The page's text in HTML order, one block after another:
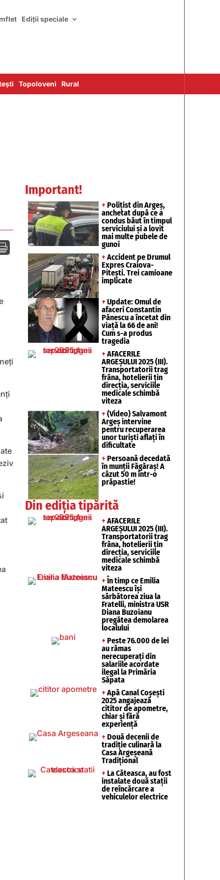
Ediții speciale
Topoloveni Rural
Important!
+ Polițist din Argeș,
anchetat după ce a
condus băut în timpul
serviciului și a lovit
mai multe pubele de
gunoi
+ Accident pe Drumul
Expres Craiova-
Pitești. Trei camioane
implicate
+ Update: Omul de
afaceri Constantin
Pănescu a încetat din
viață la 66 de ani!
Cum s-a produs
tragedia
+ AFACERILE
ARGEȘULUI 2025 (III).
Transportatorii trag
frâna, hotelierii țin
direcția, serviciile
medicale schimbă
viteza
+ (Video) Salvamont
Argeș intervine
pentru recuperarea
unor turişti aflaţi în
dificultate
+ Persoană decedată
în munții Făgăraș! A
căzut 50 m într-o
prăpastie!
Din ediția tipărită
+ AFACERILE
ARGEȘULUI 2025 (III).
Transportatorii trag
frâna, hotelierii țin
direcția, serviciile
medicale schimbă
viteza
+ În timp ce Emilia
Mateescu își
sărbătorea ziua la
Fratelli, ministra USR
Diana Buzoianu
pregătea demolarea
localului
+ Peste 76.000 de lei
au rămas
nerecuperați din
salariile acordate
ilegal la Primăria
Săpata
+ Apă Canal Coșești
2025 angajează
cititor de apometre,
chiar și fără
experiență
+ Două decenii de
tradiție culinară la
Casa Argeșeană
Tradițional
+ La Căteasca, au fost
instalate două stații
de reîncărcare a
vehiculelor electrice